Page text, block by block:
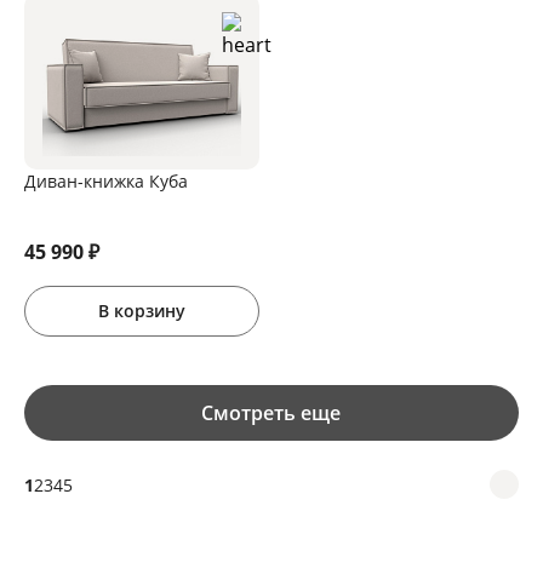
Диван-книжка Куба
45 990₽
В корзину
Смотреть еще
12345